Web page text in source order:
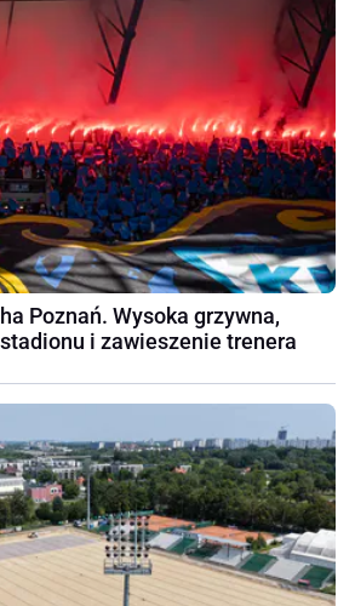
Poznań. Wysoka grzywna,
i zawieszenie trenera